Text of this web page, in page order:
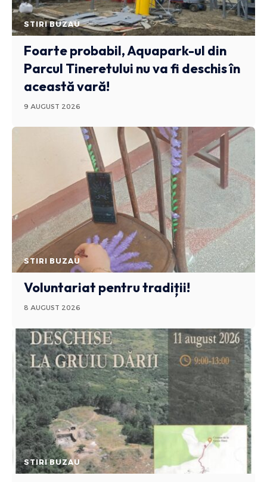
STIRI BUZAU
Foarte probabil, Aquapark-ul din
Parcul Tineretului nu va fi deschis în
această vară!
9 AUGUST 2026
STIRI BUZAU
Voluntariat pentru tradiții!
8 AUGUST 2026
STIRI BUZAU